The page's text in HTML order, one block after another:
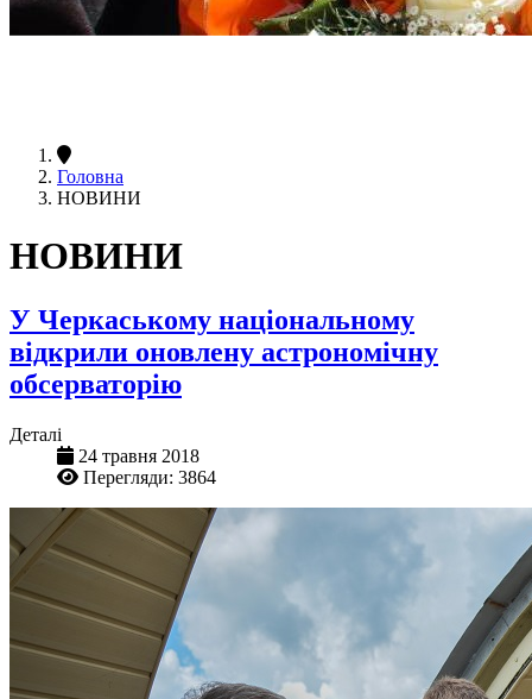
Головна
НОВИНИ
НОВИНИ
У Черкаському національному
відкрили оновлену астрономічну
обсерваторію
Деталі
24 травня 2018
Перегляди: 3864